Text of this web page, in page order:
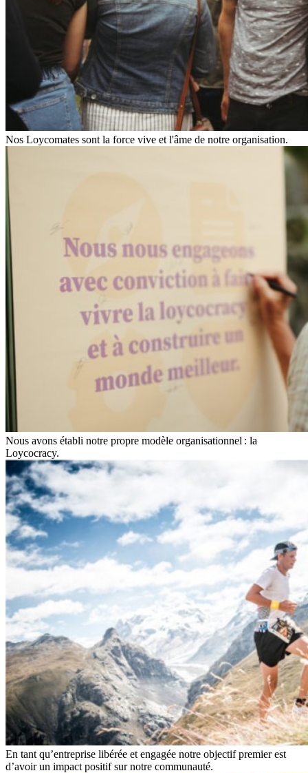
Nos Loycomates sont la force vive et l'âme de notre organisation.
Nous avons établi notre propre modèle organisationnel : la
Loycocracy.
En tant qu’entreprise libérée et engagée notre objectif premier est
d’avoir un impact positif sur notre communauté.